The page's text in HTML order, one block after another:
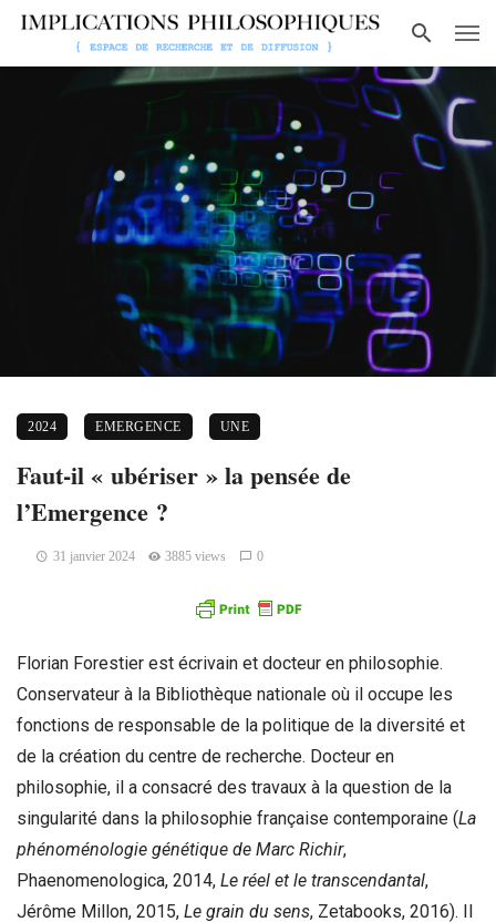
2024 EMERGENCE UNE
Faut-il « ubériser » la pensée de
l’Emergence ?
31 janvier 2024 3885 views 0
Florian Forestier est écrivain et docteur en philosophie.
Conservateur à la Bibliothèque nationale où il occupe les
fonctions de responsable de la politique de la diversité et
de la création du centre de recherche. Docteur en
philosophie, il a consacré des travaux à la question de la
singularité dans la philosophie française contemporaine (La
phénoménologie génétique de Marc Richir,
Phaenomenologica, 2014, Le réel et le transcendantal,
Jérôme Millon, 2015, Le grain du sens, Zetabooks, 2016). Il